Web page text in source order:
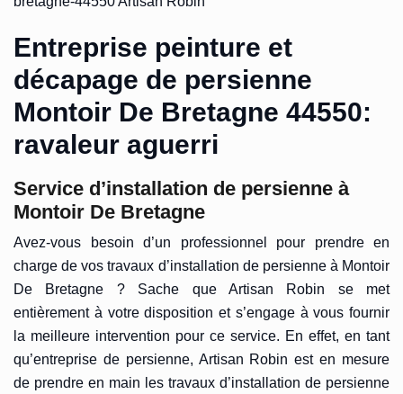
Entreprise peinture et
décapage de persienne
Montoir De Bretagne 44550:
ravaleur aguerri
Service d’installation de persienne à
Montoir De Bretagne
Avez-vous besoin d’un professionnel pour prendre en
charge de vos travaux d’installation de persienne à Montoir
De Bretagne ? Sache que Artisan Robin se met
entièrement à votre disposition et s’engage à vous fournir
la meilleure intervention pour ce service. En effet, en tant
qu’entreprise de persienne, Artisan Robin est en mesure
de prendre en main les travaux d’installation de persienne